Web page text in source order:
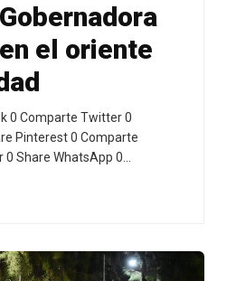
el oriente
0 Comparte Twitter 0
Pinterest 0 Comparte
0 Share WhatsApp 0…